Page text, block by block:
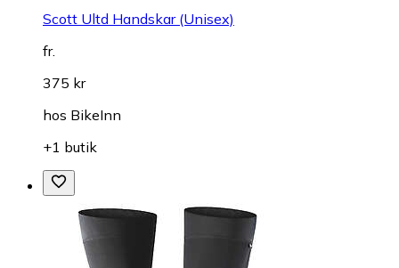
Scott Ultd Handskar (Unisex)
fr.
375 kr
hos BikeInn
+1 butik